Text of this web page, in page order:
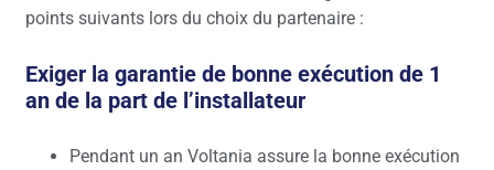
points suivants lors du choix du partenaire :
Exiger la garantie de bonne exécution de 1
an de la part de l’installateur
Pendant un an Voltania assure la bonne exécution